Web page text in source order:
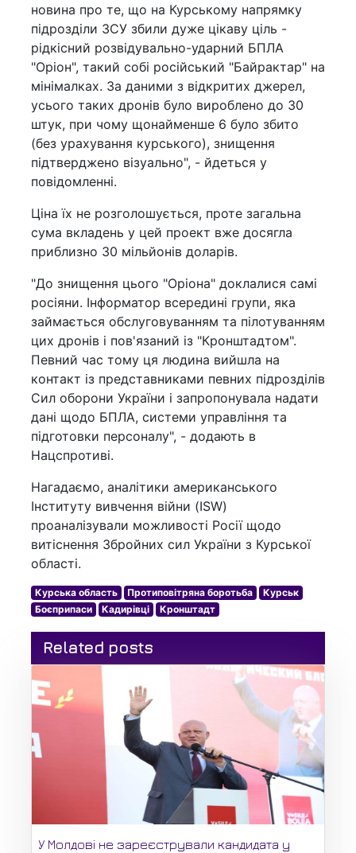
новина про те, що на Курському напрямку
підрозділи ЗСУ збили дуже цікаву ціль -
рідкісний розвідувально-ударний БПЛА
"Оріон", такий собі російський "Байрактар" на
мінімалках. За даними з відкритих джерел,
усього таких дронів було вироблено до 30
штук, при чому щонайменше 6 було збито
(без урахування курського), знищення
підтверджено візуально", - йдеться у
повідомленні.
Ціна їх не розголошується, проте загальна
сума вкладень у цей проект вже досягла
приблизно 30 мільйонів доларів.
"До знищення цього "Оріона" доклалися самі
росіяни. Інформатор всередині групи, яка
займається обслуговуванням та пілотуванням
цих дронів і пов'язаний із "Кронштадтом".
Певний час тому ця людина вийшла на
контакт із представниками певних підрозділів
Сил оборони України і запропонувала надати
дані щодо БПЛА, системи управління та
підготовки персоналу", - додають в
Нацспротиві.
Нагадаємо, аналітики американського
Інституту вивчення війни (ISW)
проаналізували можливості Росії щодо
витіснення Збройних сил України з Курської
області.
Курська область Протиповітряна боротьба
Курськ
Боєприпаси
Кадирівці Кронштадт
Related posts
У Молдові не зареєстрували кандидата у